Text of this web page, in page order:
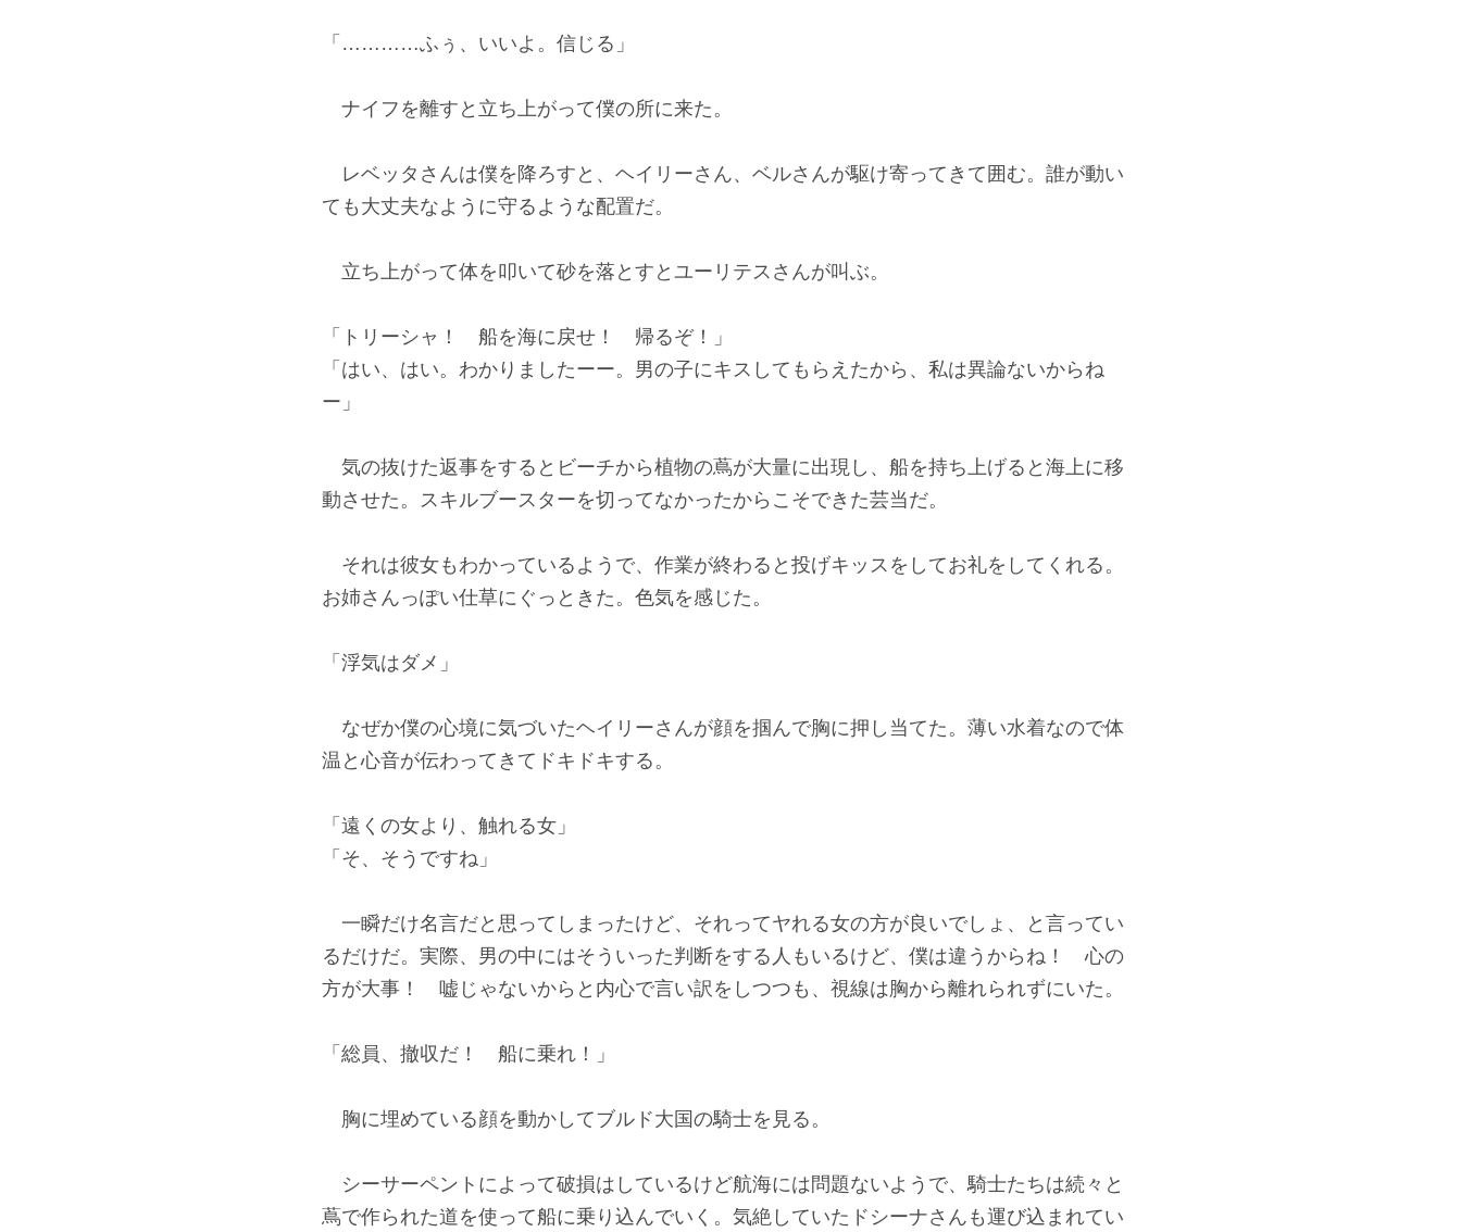
「…………ふぅ、いいよ。信じる」
ナイフを離すと立ち上がって僕の所に来た。
レベッタさんは僕を降ろすと、ヘイリーさん、ベルさんが駆け寄ってきて囲む。誰が動い
ても大丈夫なように守るような配置だ。
立ち上がって体を叩いて砂を落とすとユーリテスさんが叫ぶ。
「トリーシャ！ 船を海に戻せ！ 帰るぞ！」
「はい、はい。わかりましたーー。男の子にキスしてもらえたから、私は異論ないからね
ー」
気の抜けた返事をするとビーチから植物の蔦が大量に出現し、船を持ち上げると海上に移
動させた。スキルブースターを切ってなかったからこそできた芸当だ。
それは彼女もわかっているようで、作業が終わると投げキッスをしてお礼をしてくれる。
お姉さんっぽい仕草にぐっときた。色気を感じた。
「浮気はダメ」
なぜか僕の心境に気づいたヘイリーさんが顔を掴んで胸に押し当てた。薄い水着なので体
温と心音が伝わってきてドキドキする。
「遠くの女より、触れる女」
「そ、そうですね」
一瞬だけ名言だと思ってしまったけど、それってヤれる女の方が良いでしょ、と言ってい
るだけだ。実際、男の中にはそういった判断をする人もいるけど、僕は違うからね！ 心の
方が大事！ 嘘じゃないからと内心で言い訳をしつつも、視線は胸から離れられずにいた。
「総員、撤収だ！ 船に乗れ！」
胸に埋めている顔を動かしてブルド大国の騎士を見る。
シーサーペントによって破損はしているけど航海には問題ないようで、騎士たちは続々と
蔦で作られた道を使って船に乗り込んでいく。気絶していたドシーナさんも運び込まれてい